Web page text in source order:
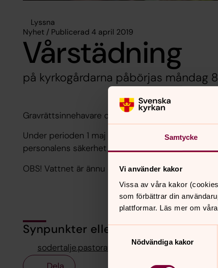
Samtycke
Vi använder kakor
Vissa av våra kakor
som förbättrar din
plattformar. Läs mer om
Samtyckesval
Nödvändiga kakor
Lyssna
Nyhet / Publicerad 4 april 2019
Vårstädning
på kyrkogårdarna påbörjas måndag
Gravrättsinnehavare ombeds avlägsna
Under perioden 1 maj till 30 augusti är det
personalens säkerhet - vänligen ta bort lyktor och
OBS! Vattnet är ännu ej påslaget!
Synpunkter eller frågor på sidans
sodertalje.pastorat@svenskakyrkan.se